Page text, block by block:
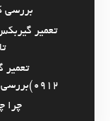
بررسی
0912)بررسی علائم خرابی، هزینه واقعی و تجربه تعمیر
چرا